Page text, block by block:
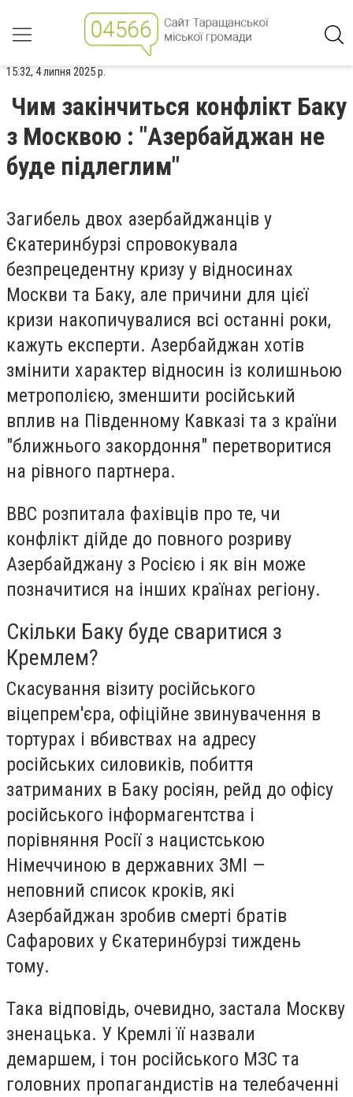
15:32, 4 липня 2025 р.
Чим закінчиться конфлікт Баку
з Москвою : "Азербайджан не
буде підлеглим"
Загибель двох азербайджанців у
Єкатеринбурзі спровокувала
безпрецедентну кризу у відносинах
Москви та Баку, але причини для цієї
кризи накопичувалися всі останні роки,
кажуть експерти. Азербайджан хотів
змінити характер відносин із колишньою
метрополією, зменшити російський
вплив на Південному Кавказі та з країни
"ближнього закордоння" перетворитися
на рівного партнера.
ВВС розпитала фахівців про те, чи
конфлікт дійде до повного розриву
Азербайджану з Росією і як він може
позначитися на інших країнах регіону.
Скільки Баку буде сваритися з
Кремлем?
Скасування візиту російського
віцепрем'єра, офіційне звинувачення в
тортурах і вбивствах на адресу
російських силовиків, побиття
затриманих в Баку росіян, рейд до офісу
російського інформагентства і
порівняння Росії з нацистською
Німеччиною в державних ЗМІ —
неповний список кроків, які
Азербайджан зробив смерті братів
Сафарових у Єкатеринбурзі тиждень
тому.
Така відповідь, очевидно, застала Москву
зненацька. У Кремлі її назвали
демаршем, і тон російського МЗС та
головних пропагандистів на телебаченні